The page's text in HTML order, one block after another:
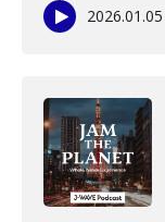
2026.01.05